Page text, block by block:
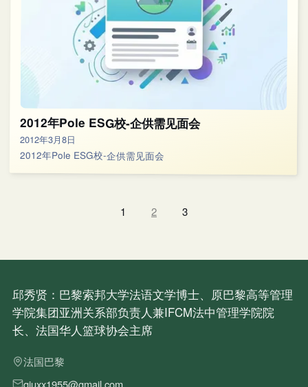
2012年Pole ESG校-企供需见面会
2012年3月8日
2012年Pole ESG校-企供需见面会
1 2 3
邱秀贤：巴黎索邦大学法语文学博士、原巴黎高等管理
学院集团亚洲关系部负责人兼IFCM法中管理学院院
长、法国华人篮球协会主席
法国巴黎
qiuxx1955@gmail.com